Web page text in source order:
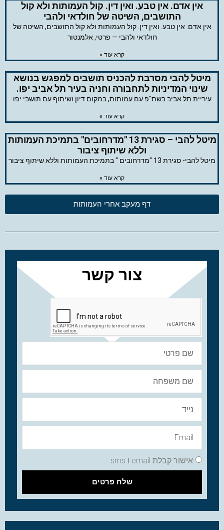
אין אדם. אין טבע. ואין דין. קול העמותות ולא קול
התושבים, השיטה של חולדאי ולהבי
אין אדם. אין טבע. ואין דין. קול העמותות ולא קול התושבים, השיטה של
חולדאי ולהבי — פרטי, אלמנטור
קרא עוד »
מיטל להבי מסרבת להכניס תושבים למפגש בנושא
שינוי המדיניות לתחבורה וחניה בעיר תל אביב יפו.
עיריית תל אביב בשת"פ עם עמותות, במקום דיון ושיתוף עם תושבי יפו
קרא עוד »
מיטל להבי – סגירת 13 "מדרחובים" בתמיכת העמותות
וללא שיתוף ציבור
מיטל להבי- סגירת 13 "מדרחובים " בתמיכת העמותות וללא שיתוף ציבור
קרא עוד »
דף מעקב אחרי העמותות
צור קשר
אישור קבלת email ו sms
שלח פרטים